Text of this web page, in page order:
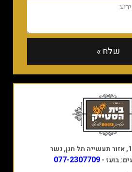
בועז -077-2307709